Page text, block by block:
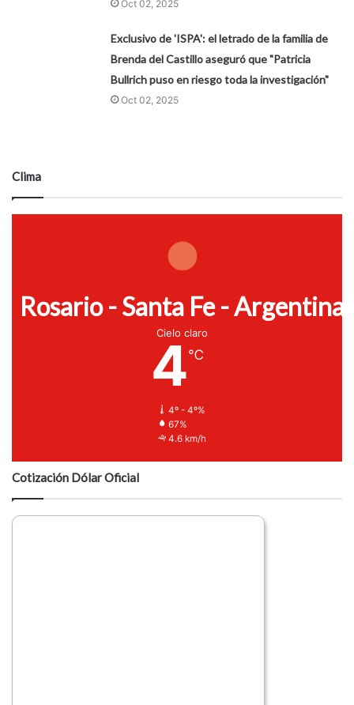
Oct 02, 2025
Exclusivo de 'ISPA': el letrado de la familia de
Brenda del Castillo aseguró que "Patricia
Bullrich puso en riesgo toda la investigación"
Oct 02, 2025
Clima
Rosario - Santa Fe - Argentina
Cielo claro
4℃
4º - 4º%
67%
4.6 km/h
Cotización Dólar Oficial